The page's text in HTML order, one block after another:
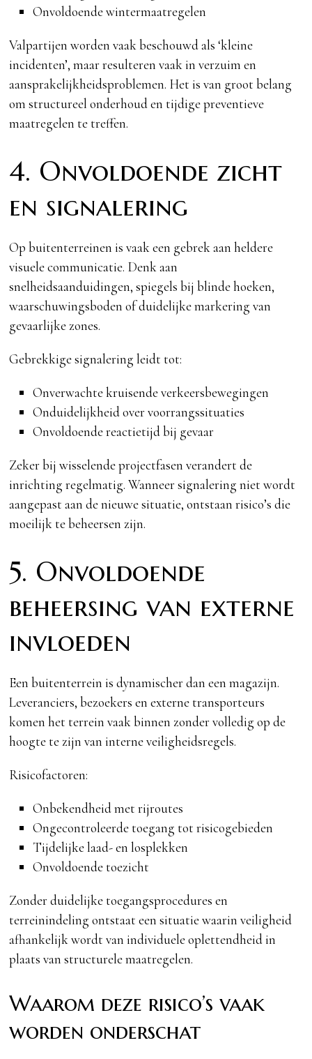
Onvoldoende wintermaatregelen
Valpartijen worden vaak beschouwd als ‘kleine
incidenten’, maar resulteren vaak in verzuim en
aansprakelijkheidsproblemen. Het is van groot belang
om structureel onderhoud en tijdige preventieve
maatregelen te treffen.
4. Onvoldoende zicht
en signalering
Op buitenterreinen is vaak een gebrek aan heldere
visuele communicatie. Denk aan
snelheidsaanduidingen, spiegels bij blinde hoeken,
waarschuwingsboden of duidelijke markering van
gevaarlijke zones.
Gebrekkige signalering leidt tot:
Onverwachte kruisende verkeersbewegingen
Onduidelijkheid over voorrangssituaties
Onvoldoende reactietijd bij gevaar
Zeker bij wisselende projectfasen verandert de
inrichting regelmatig. Wanneer signalering niet wordt
aangepast aan de nieuwe situatie, ontstaan risico’s die
moeilijk te beheersen zijn.
5. Onvoldoende
beheersing van externe
invloeden
Een buitenterrein is dynamischer dan een magazijn.
Leveranciers, bezoekers en externe transporteurs
komen het terrein vaak binnen zonder volledig op de
hoogte te zijn van interne veiligheidsregels.
Risicofactoren:
Onbekendheid met rijroutes
Ongecontroleerde toegang tot risicogebieden
Tijdelijke laad- en losplekken
Onvoldoende toezicht
Zonder duidelijke toegangsprocedures en
terreinindeling ontstaat een situatie waarin veiligheid
afhankelijk wordt van individuele oplettendheid in
plaats van structurele maatregelen.
Waarom deze risico’s vaak
worden onderschat